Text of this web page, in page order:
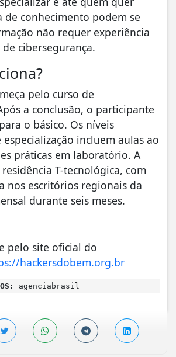
de conhecimento podem se
não requer experiência
cibersegurança.
pelo curso de
a conclusão, o participante
o básico. Os níveis
incluem aulas ao
práticas em laboratório. A
T-tecnológica, com
nos escritórios regionais da
durante seis meses.
pelo site oficial do
hackersdobem.org.br
agenciabrasil